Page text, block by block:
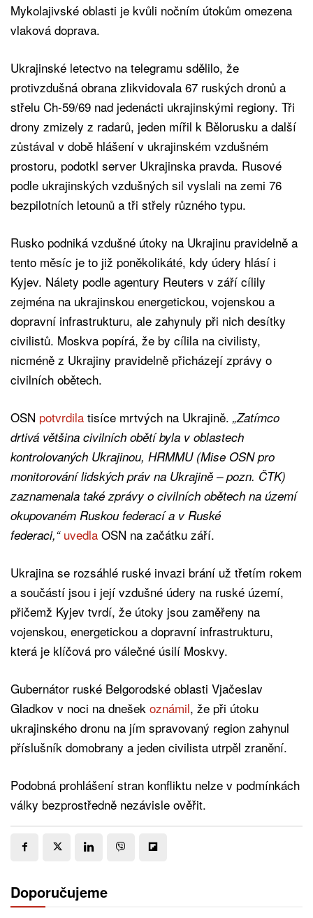
Mykolajivské oblasti je kvůli nočním útokům omezena
vlaková doprava.
Ukrajinské letectvo na telegramu sdělilo, že
protivzdušná obrana zlikvidovala 67 ruských dronů a
střelu Ch-59/69 nad jedenácti ukrajinskými regiony. Tři
drony zmizely z radarů, jeden mířil k Bělorusku a další
zůstával v době hlášení v ukrajinském vzdušném
prostoru, podotkl server Ukrajinska pravda. Rusové
podle ukrajinských vzdušných sil vyslali na zemi 76
bezpilotních letounů a tři střely různého typu.
Rusko podniká vzdušné útoky na Ukrajinu pravidelně a
tento měsíc je to již poněkolikáté, kdy údery hlásí i
Kyjev. Nálety podle agentury Reuters v září cílily
zejména na ukrajinskou energetickou, vojenskou a
dopravní infrastrukturu, ale zahynuly při nich desítky
civilistů. Moskva popírá, že by cílila na civilisty,
nicméně z Ukrajiny pravidelně přicházejí zprávy o
civilních obětech.
OSN potvrdila tisíce mrtvých na Ukrajině. „Zatímco
drtivá většina civilních obětí byla v oblastech
kontrolovaných Ukrajinou, HRMMU (Mise OSN pro
monitorování lidských práv na Ukrajině – pozn. ČTK)
zaznamenala také zprávy o civilních obětech na území
okupovaném Ruskou federací a v Ruské
federaci,“ uvedla OSN na začátku září.
Ukrajina se rozsáhlé ruské invazi brání už třetím rokem
a součástí jsou i její vzdušné údery na ruské území,
přičemž Kyjev tvrdí, že útoky jsou zaměřeny na
vojenskou, energetickou a dopravní infrastrukturu,
která je klíčová pro válečné úsilí Moskvy.
Gubernátor ruské Belgorodské oblasti Vjačeslav
Gladkov v noci na dnešek oznámil, že při útoku
ukrajinského dronu na jím spravovaný region zahynul
příslušník domobrany a jeden civilista utrpěl zranění.
Podobná prohlášení stran konfliktu nelze v podmínkách
války bezprostředně nezávisle ověřit.
Doporučujeme